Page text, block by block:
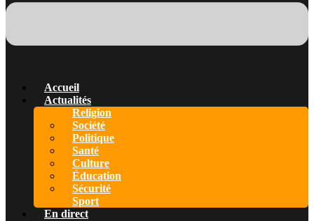
Accueil
Actualités
Religion
Société
Politique
Santé
Culture
Éducation
Sécurité
Sport
En direct